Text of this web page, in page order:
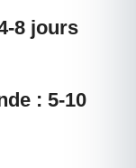
8 jours
: 5-10